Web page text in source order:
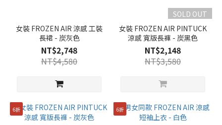
女裝 FROZEN AIR 涼感 工裝
長裙 - 炭灰色
NT$2,748
NT$4,580
SOLD OUT
女裝 FROZEN AIR PINTUCK
涼感 寬版長褲 - 炭黑色
NT$2,148
NT$3,580
6折 6折